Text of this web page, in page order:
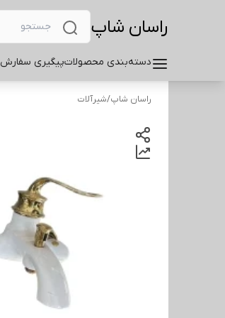
راسان شاپ
دسته‌بندی محصولاتپیگیری سفارش
راسان شاپ/شیرآلات